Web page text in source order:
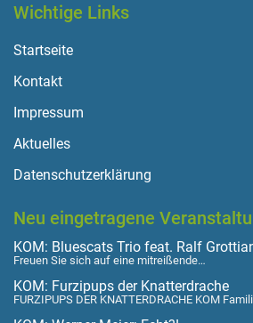
Wichtige Links
Startseite
Kontakt
Impressum
Aktuelles
Datenschutzerklärung
Neu eingetragene
KOM: Bluescats Trio feat. Ralf
Freuen Sie sich auf eine mitreißende…
KOM: Furzipups der Knatterdrache
FURZIPUPS DER KNATTERDRACHE KOM